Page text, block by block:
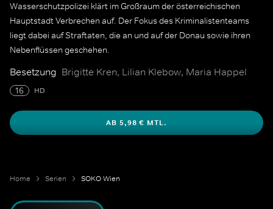
Wasserschutzpolizei klärt im Großraum der österreichischen
Hauptstadt Verbrechen auf. Der Fokus des Kriminalistenteams
liegt dabei auf Straftaten, die an und auf der Donau sowie ihren
Nebenflüssen geschehen.
Besetzung Brigitte Kren, Lilian Klebow, Maria Happel
16 HD
AB 5,98 € MTL.
Home Serien SOKO Wien